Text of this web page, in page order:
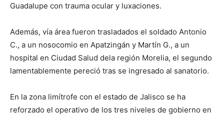
Guadalupe con trauma ocular y luxaciones.
Además, vía área fueron trasladados el soldado Antonio
C., a un nosocomio en Apatzingán y Martín G., a un
hospital en Ciudad Salud dela región Morelia, el segundo
lamentablemente pereció tras se ingresado al sanatorio.
En la zona limítrofe con el estado de Jalisco se ha
reforzado el operativo de los tres niveles de gobierno en